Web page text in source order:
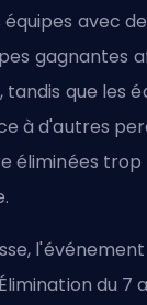
avec
gagnantes
que les
à d'autres
éliminées trop
du 7